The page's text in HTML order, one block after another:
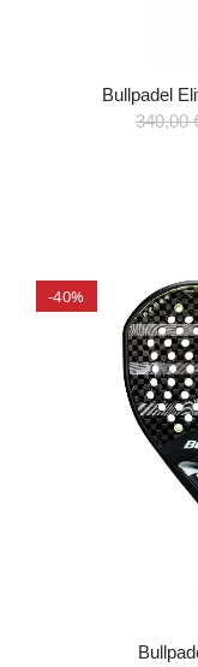
Bullpadel
340,00
-40%